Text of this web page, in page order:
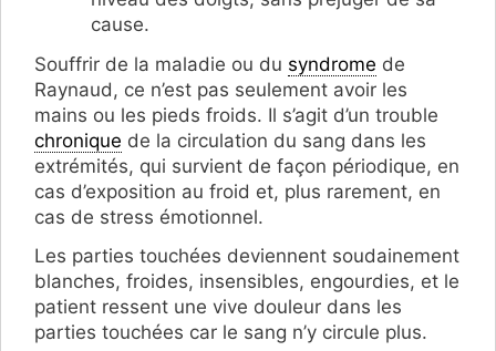
cause.
Souffrir de la maladie ou du syndrome de
Raynaud, ce n’est pas seulement avoir les
mains ou les pieds froids. Il s’agit d’un trouble
chronique de la circulation du sang dans les
extrémités, qui survient de façon périodique, en
cas d’exposition au froid et, plus rarement, en
cas de stress émotionnel.
Les parties touchées deviennent soudainement
blanches, froides, insensibles, engourdies, et le
patient ressent une vive douleur dans les
parties touchées car le sang n’y circule plus.